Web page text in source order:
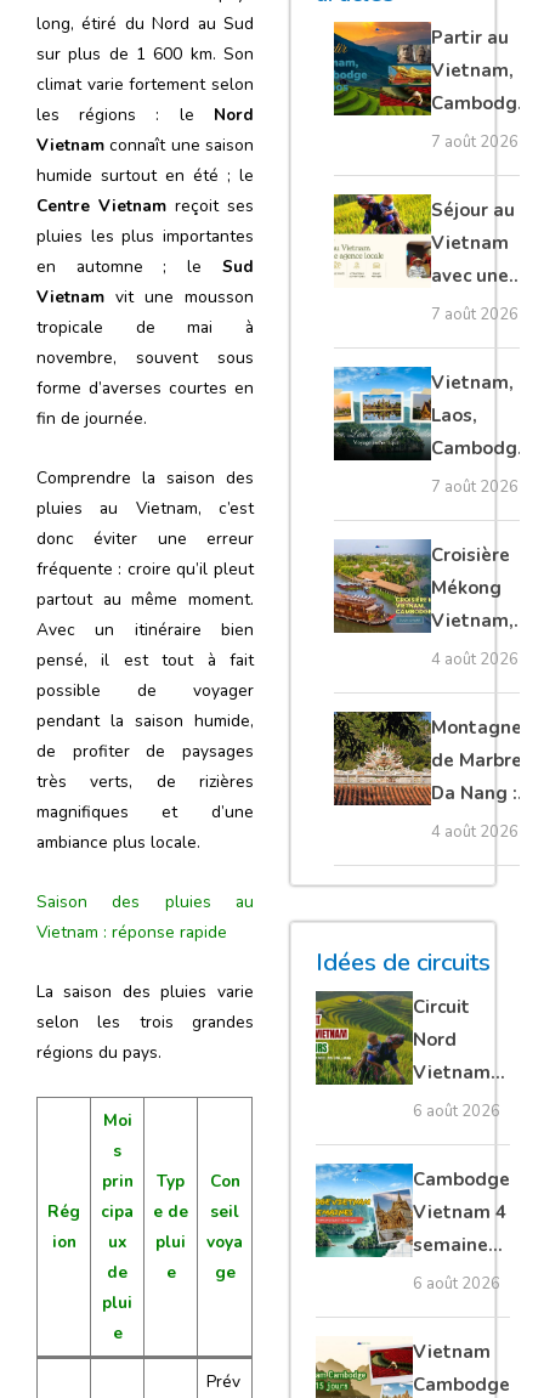
long, étiré du Nord au Sud
sur plus de 1 600 km. Son
climat varie fortement selon
les régions : le Nord
Vietnam connaît une saison
humide surtout en été ; le
Centre Vietnamreçoit ses
pluies les plus importantes
en automne ; le Sud
Vietnam vit une mousson
tropicale de mai à
novembre, souvent sous
forme d’averses courtes en
fin de journée.
Comprendre la saison des
pluies au Vietnam, c’est
donc éviter une erreur
fréquente : croire qu’il pleut
partout au même moment.
Avec un itinéraire bien
pensé, il est tout à fait
possible de voyager
pendant la saison humide,
de profiter de paysages
très verts, de rizières
magnifiques et d’une
ambiance plus locale.
Saison des pluies au
Vietnam : réponse rapide
La saison des pluies varie
selon les trois grandes
régions du pays.
Rég
ion
Moi
s
prin
cipa
ux
de
plui
e
Typ
e de
plui
e
Con
seil
voya
ge
Prév
Partir au
Vietnam,
Cambodge
et Laos :
voyage
authentique
7 août 2026
Séjour au
Vietnam
avec une
agence
locale :
guide
complet
7 août 2026
Vietnam,
Laos,
Cambodge,
Thaïlande :
voyage
authentique
7 août 2026
Croisière
Mékong
Vietnam,
Cambodge
et Laos :
guide
complet
4 août 2026
Montagnes
de Marbre à
Da Nang :
que voir et
comment
organiser sa
visite ?
4 août 2026
Idées de circuits
Circuit
Nord
Vietnam
15 jours :
Ha Giang
loop en
moto, Ninh
Binh, Lan
6 août 2026
Cambodge
Vietnam 4
semaines :
Angkor,
Tonkin
secret &
Mékong
6 août 2026
Vietnam
Cambodge